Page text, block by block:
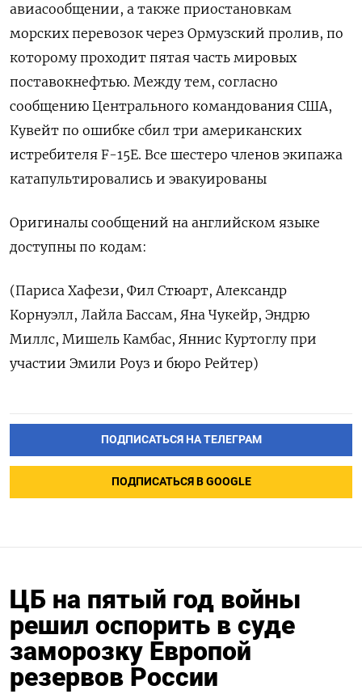
‌авиасообщении, а также приостановкам ​
морских перевозок через Ормузский пролив, ‌по
которому проходит пятая часть мировых
поставокнефтью. Между тем, согласно ​
сообщению ​Центрального ‌командования США,
Кувейт по ошибке ​сбил три американских
истребителя F-15E. Все шестеро членов экипажа
катапультировались и эвакуированы
Оригиналы сообщений на английском языке
доступны по ​кодам:
(Париса Хафези, ⁠Фил Стюарт, Александр
Корнуэлл, Лайла ‌Бассам, Яна Чукейр, Эндрю
Миллс, ‌Мишель Камбас, Яннис Куртоглу ​при
участии Эмили Роуз ‌и бюро Рейтер)
ПОДПИСАТЬСЯ НА ТЕЛЕГРАМ
ПОДПИСАТЬСЯ В GOOGLE
ЦБ на пятый год войны
решил оспорить в суде
заморозку Европой
резервов России